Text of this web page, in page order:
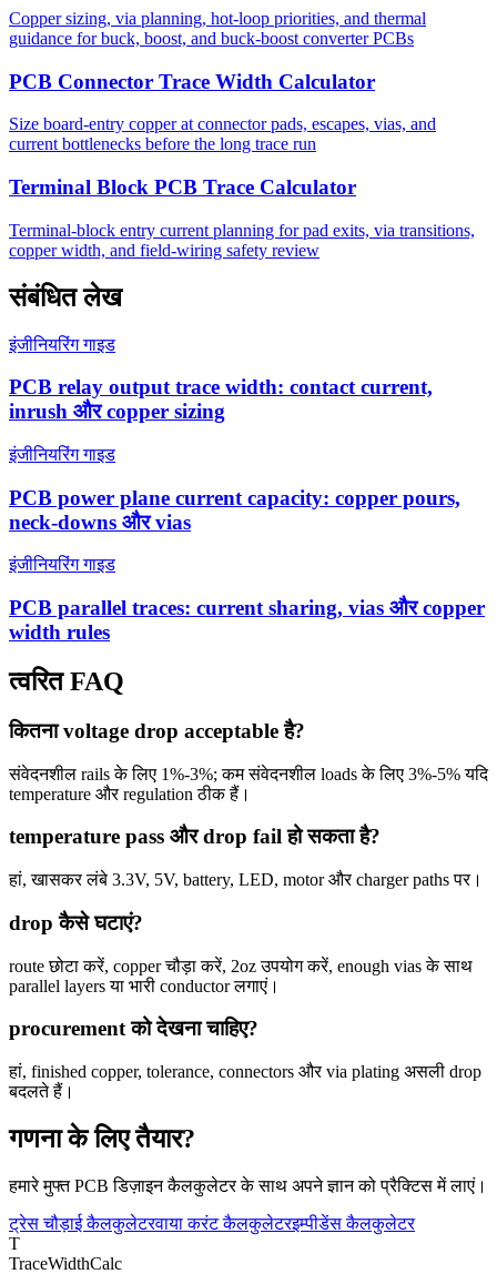
Copper sizing, via planning, hot-loop priorities, and thermal
guidance for buck, boost, and buck-boost converter PCBs
PCB Connector Trace Width Calculator
Size board-entry copper at connector pads, escapes, vias, and
current bottlenecks before the long trace run
Terminal Block PCB Trace Calculator
Terminal-block entry current planning for pad exits, via transitions,
copper width, and field-wiring safety review
संबंधित लेख
इंजीनियरिंग गाइड
PCB relay output trace width: contact current,
inrush और copper sizing
इंजीनियरिंग गाइड
PCB power plane current capacity: copper pours,
neck-downs और vias
इंजीनियरिंग गाइड
PCB parallel traces: current sharing, vias और copper
width rules
त्वरित FAQ
कितना voltage drop acceptable है?
संवेदनशील rails के लिए 1%-3%; कम संवेदनशील loads के लिए 3%-5% यदि
temperature और regulation ठीक हैं।
temperature pass और drop fail हो सकता है?
हां, खासकर लंबे 3.3V, 5V, battery, LED, motor और charger paths पर।
drop कैसे घटाएं?
route छोटा करें, copper चौड़ा करें, 2oz उपयोग करें, enough vias के साथ
parallel layers या भारी conductor लगाएं।
procurement को देखना चाहिए?
हां, finished copper, tolerance, connectors और via plating असली drop
बदलते हैं।
गणना के लिए तैयार?
हमारे मुफ्त PCB डिज़ाइन कैलकुलेटर के साथ अपने ज्ञान को प्रैक्टिस में लाएं।
ट्रेस चौड़ाई कैलकुलेटरवाया करंट कैलकुलेटरइम्पीडेंस कैलकुलेटर
T
TraceWidthCalc